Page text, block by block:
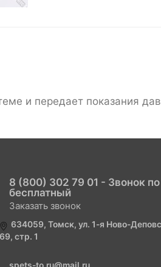
и передает показания
8 (800) 302 79 01 - Звонок
бесплатный
Заказать звонок
634059, Томск, ул. 1-я Ново-
69, стр. 1
spets-to.ru@mail.ru